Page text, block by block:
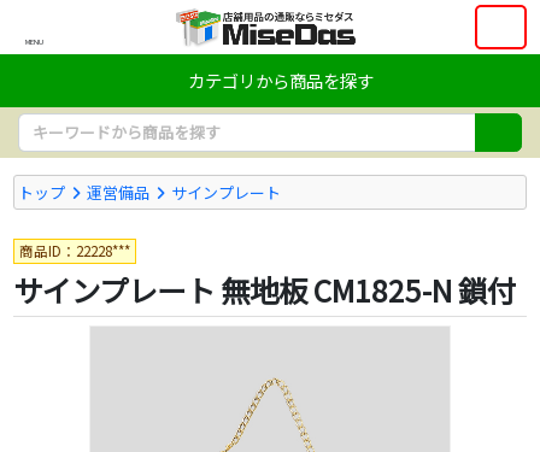
MENU
カテゴリから商品を探す
トップ 運営備品 サインプレート
商品ID：22228***
サインプレート 無地板 CM1825-N 鎖付